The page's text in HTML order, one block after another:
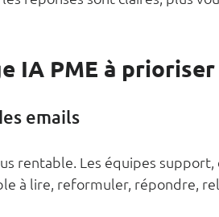
IA PME à prioriser
emails
rentable. Les équipes
à lire, reformuler, répondre,